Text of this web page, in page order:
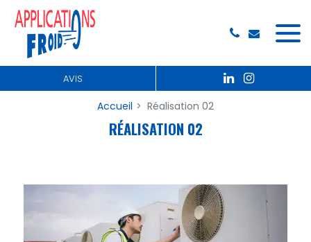
AVIS
Accueil Réalisation 02
RÉALISATION 02
Panneau de gestion des cookies